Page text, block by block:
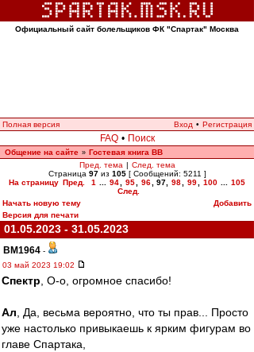
Официальный сайт болельщиков ФК "Спартак" Москва
Полная версия Вход • Регистрация
FAQ • Поиск
Общение на сайте » Гостевая книга ВВ
Пред. тема | След. тема
Страница 97из 105[ Сообщений: 5211 ]
На страницу Пред. 1 94 95 96 97 98 99 100
105
След.
Начать новую тему
Добавить
Версия для печати
01.05.2023 - 31.05.2023
BM1964 -
03 май 2023 19:02
Спектр , О-о, огромное спасибо!
Ал , Да, весьма вероятно, что ты прав... Просто
уже настолько привыкаешь к ярким фигурам во
главе Спартака,